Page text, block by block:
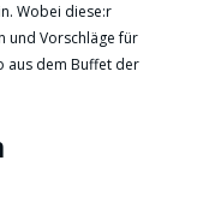
Wobei diese:r
und Vorschläge für
aus dem Buffet der